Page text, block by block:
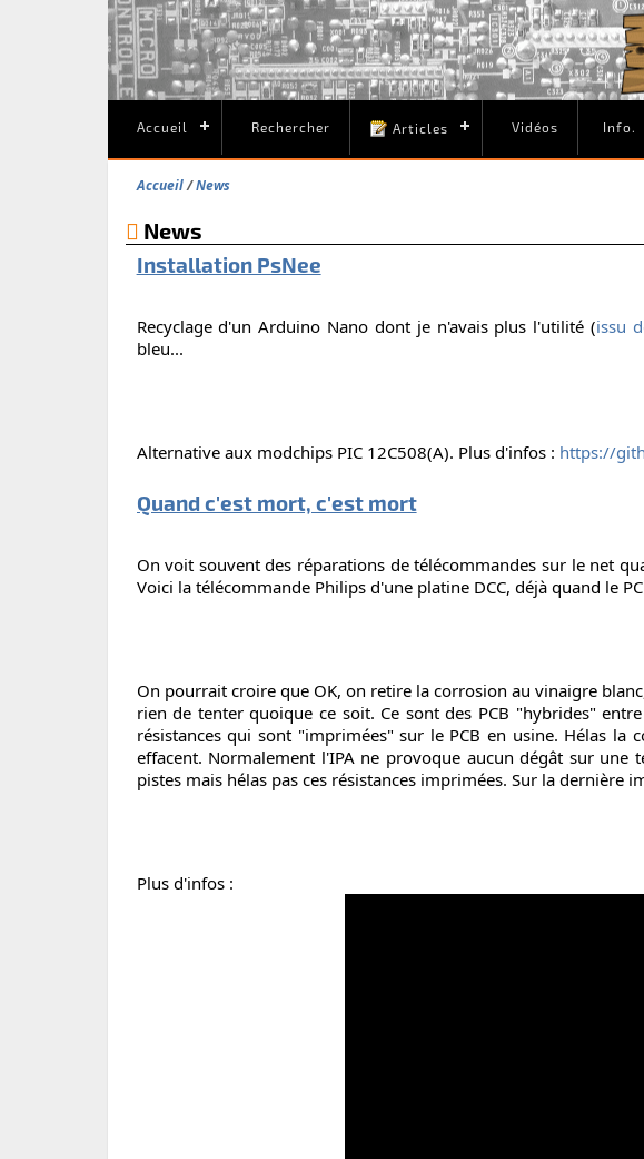
Accueil Rechercher Articles Vidéos Info.
Accueil News
News
Installation PsNee
Recyclage d'un Arduino Nano dont je n'avais plus l'utilité (issu
bleu...
Alternative aux modchips PIC 12C508(A). Plus d'infos : https://
Quand c'est mort, c'est mort
On voit souvent des réparations de télécommandes sur le net
Voici la télécommande Philips d'une platine DCC, déjà quand le
On pourrait croire que OK, on retire la corrosion au vinaigre
rien de tenter quoique ce soit. Ce sont des PCB "hybrides"
résistances qui sont "imprimées" sur le PCB en usine. Hélas
effacent. Normalement l'IPA ne provoque aucun dégât sur
pistes mais hélas pas ces résistances imprimées. Sur la
Plus d'infos :